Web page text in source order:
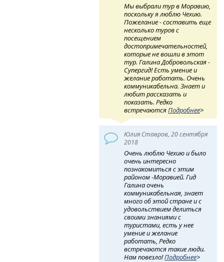
Мы выбрали тур в Моравию,
поскольку я люблю Чехию.
Пожелание - составить еще
несколько туров с
посещением
достопримечательностей,
которые не вошли в этот
тур. Галина Добровольская -
Супергид! Есть умение и
желание работать. Очень
коммуникабельна. Знает и
любит рассказать и
показать. Редко
встречаютсяПодробнее>
Юлия Ставров, 20 сентября
2018
Очень люблю Чехию и было
очень интересно
познакомиться с этим
районом -Моравией. Гид
Галина очень
коммуникабельная, знает
много об этой стране и с
удовольствием делиться
своими знаниями с
туристами, есть у нее
умение и желание
работать, Редко
встречаются такие люди.
Нам повезло!Подробнее>